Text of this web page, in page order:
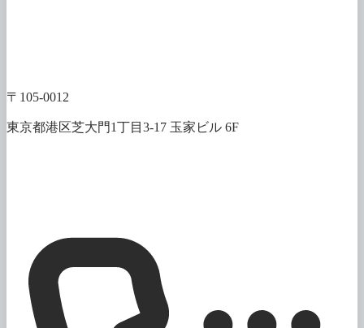
〒105-0012
東京都港区芝大門1丁目3-17 玉家ビル 6F